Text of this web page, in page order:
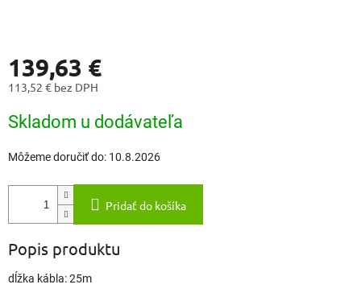
139,63 €
113,52 € bez DPH
cena:
Skladom u dodávateľa
Môžeme doručiť do: 10.8.2026
Pridať do košíka
Popis produktu
dĺžka kábla: 25m